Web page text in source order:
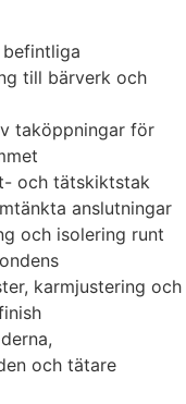
till bärverk och
taköppningar för
och tätskiktstak
anslutningar
och isolering runt
karmjustering och
och tätare